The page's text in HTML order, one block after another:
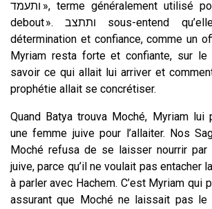
ותעמד », terme généralement utilisé pour dire « se tenir
debout ». ותתצב sous-entend qu’elle se tint avec
détermination et confiance, comme un
Myriam resta forte et confiante, sur
savoir ce qui allait lui arriver et
prophétie allait se concrétiser.
Quand Batya trouva Moché, Myriam lui
une femme juive pour l’allaiter. Nos
Moché refusa de se laisser nourrir par
juive, parce qu’il ne voulait pas entacher
à parler avec Hachem. C’est Myriam qui
assurant que Moché ne laissait pas le